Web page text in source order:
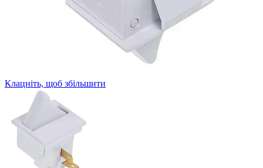
Клацніть, щоб збільшити